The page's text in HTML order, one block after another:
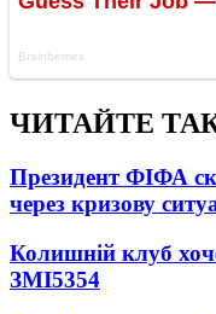
ЧИТАЙТЕ
Президент ФІФА
через кризову
Колишній клуб
ЗМІ5354